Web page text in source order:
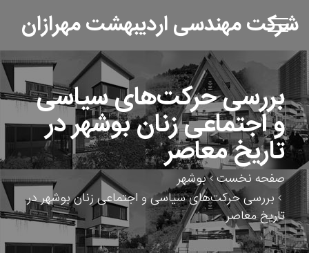
شرکت مهندسی اردیبهشت مهرازان
بررسی حرکت‌های سیاسی
و اجتماعی زنان بوشهر در
تاریخ معاصر
صفحه نخست بوشهر
بررسی حرکت‌های سیاسی و اجتماعی زنان بوشهر در
تاریخ معاصر